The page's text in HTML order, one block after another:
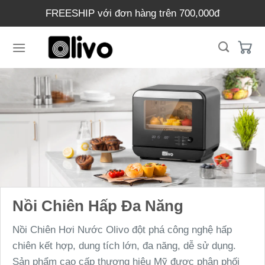
dung
FREESHIP với đơn hàng trên 700,000đ
Nồi Chiên Hấp Đa Năng
Nồi Chiên Hơi Nước Olivo đột phá công nghệ hấp
chiên kết hợp, dung tích lớn, đa năng, dễ sử dụng.
Sản phẩm cao cấp thương hiệu Mỹ được phân phối